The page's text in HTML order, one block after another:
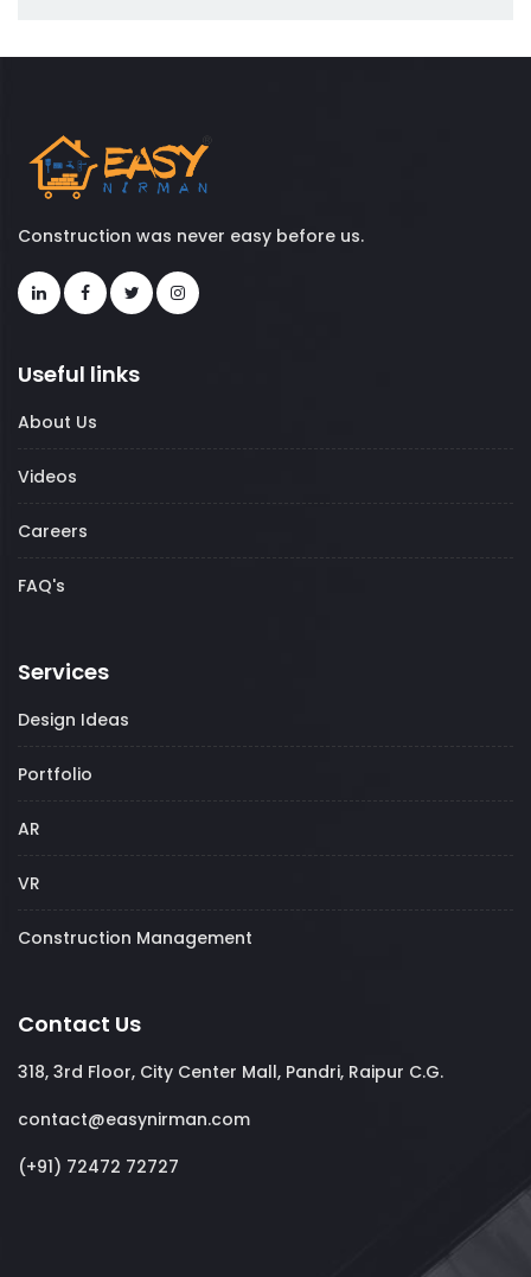
Construction was never easy before us.
Useful links
About Us
Videos
Careers
FAQ's
Services
Design Ideas
Portfolio
AR
VR
Construction Management
Contact Us
318, 3rd Floor, City Center Mall, Pandri, Raipur C.G.
contact@easynirman.com
(+91) 72472 72727